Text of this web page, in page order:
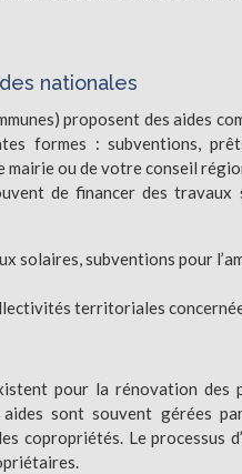
nationales
proposent des aides
formes : subventions,
mairie ou de votre conseil
de financer des travaux
solaires, subventions pour
territoriales
pour la rénovation des
sont souvent gérées
copropriétés. Le processus